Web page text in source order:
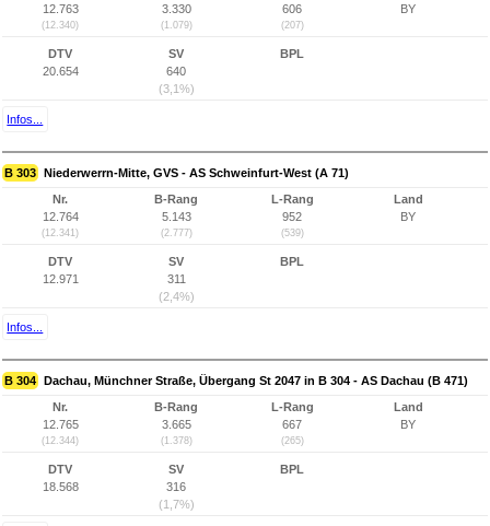
12.763
(12.340)
3.330
(1.079)
606
(207)
BY
DTV
20.654
SV
640
(3,1%)
BPL
Infos...
B 303 Niederwerrn-Mitte, GVS - AS Schweinfurt-West (A 71)
Nr.
12.764
(12.341)
B-Rang
5.143
(2.777)
L-Rang
952
(539)
Land
BY
DTV
12.971
SV
311
(2,4%)
BPL
Infos...
B 304 Dachau, Münchner Straße, Übergang St 2047 in B 304 - AS Dachau (B 471)
Nr.
12.765
(12.344)
B-Rang
3.665
(1.378)
L-Rang
667
(265)
Land
BY
DTV
18.568
SV
316
(1,7%)
BPL